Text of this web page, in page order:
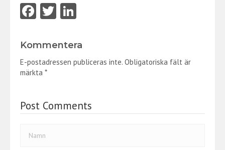
Fa
b
o
o
T
itt
er
e
dI
Kommentera
E-postadressen publiceras inte. Obligatoriska fält är
märkta *
Post Comments